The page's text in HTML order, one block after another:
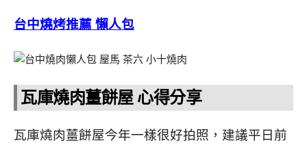
台中燒烤推薦 懶人包
瓦庫燒肉薑餅屋 心得分享
瓦庫燒肉薑餅屋今年一樣很好拍照，建議平日前